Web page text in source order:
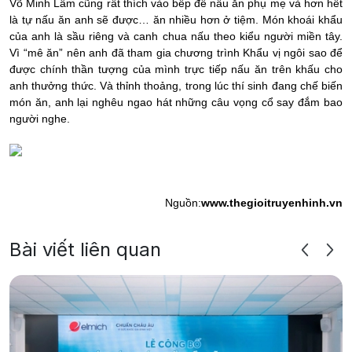
Võ Minh Lâm cũng rất thích vào bếp để nấu ăn phụ mẹ và hơn hết
là tự nấu ăn anh sẽ được… ăn nhiều hơn ở tiệm. Món khoái khẩu
của anh là sầu riêng và canh chua nấu theo kiểu người miền tây.
Vì “mê ăn” nên anh đã tham gia chương trình Khẩu vị ngôi sao để
được chính thần tượng của mình trực tiếp nấu ăn trên khấu cho
anh thưởng thức. Và thỉnh thoảng, trong lúc thí sinh đang chế biến
món ăn, anh lại nghêu ngao hát những câu vọng cổ say đắm bao
người nghe.
Nguồn:www.thegioitruyenhinh.vn
Bài viết liên quan